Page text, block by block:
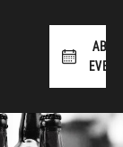
ABBÀ